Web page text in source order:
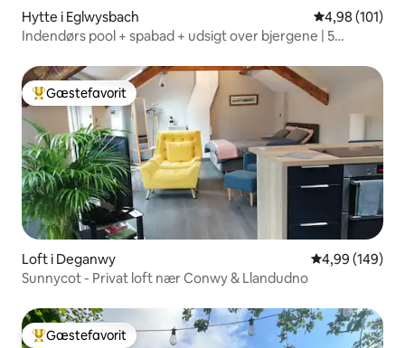
Hytte i Eglwysbach 4,98 ud af 5 i
4,98 (101)
Indendørs pool + spabad + udsigt over bjergene | 5
Bedste gæstefavorit
Gæstefavorit
Loft i Deganwy 4,99 ud af 5 i
4,99 (149)
Sunnycot - Privat loft nær Conwy & Llandudno
Bedste gæstefavorit
Gæstefavorit